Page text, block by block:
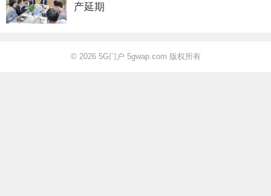
产延期
© 2026 5G门户 5gwap.com 版权所有